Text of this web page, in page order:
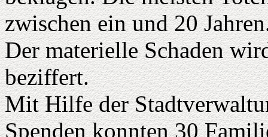
zwischen ein und 20
Der materielle Schaden
beziffert.
Mit Hilfe der
Spenden konnten 30